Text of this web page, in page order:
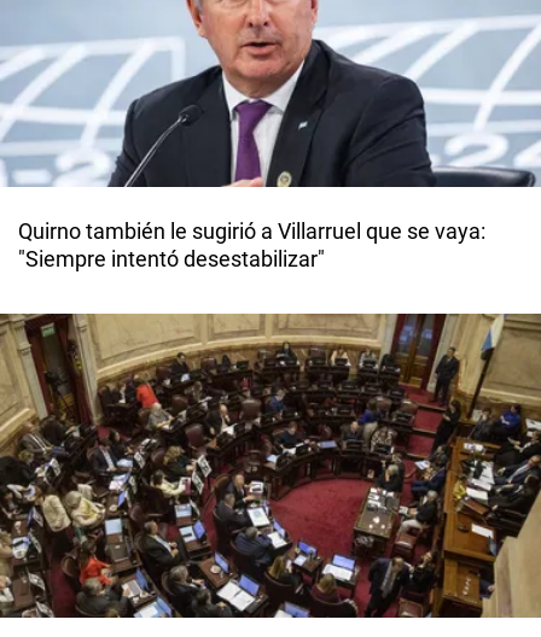
Quirno también le sugirió a Villarruel que se vaya:
"Siempre intentó desestabilizar"